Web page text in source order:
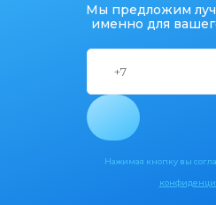
Мы предложим
именно для
Нажимая кнопку вы